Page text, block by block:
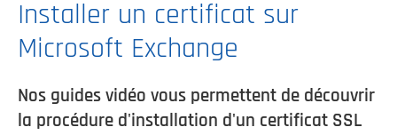
Installer un certificat sur
Microsoft Exchange
Nos guides vidéo vous permettent de découvrir
la procédure d'installation d'un certificat SSL